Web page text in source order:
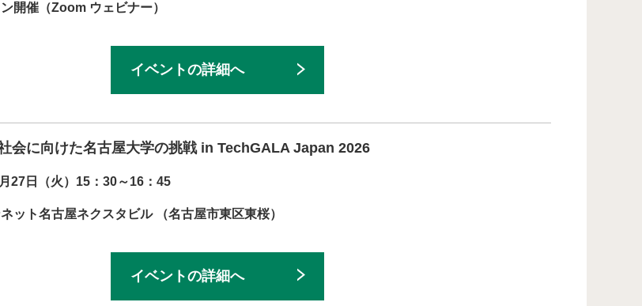
開催（Zoom ウェビナー）
イベントの詳細へ
会に向けた名古屋大学の挑戦 in TechGALA Japan 2026
27日（火）15：30～16：45
ット名古屋ネクスタビル （名古屋市東区東桜）
イベントの詳細へ